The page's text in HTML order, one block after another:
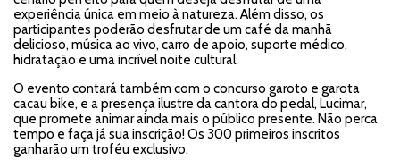
experiência única em meio à natureza. Além disso, os
participantes poderão desfrutar de um café da manhã
delicioso, música ao vivo, carro de apoio, suporte médico,
hidratação e uma incrível noite cultural.
O evento contará também com o concurso garoto e garota
cacau bike, e a presença ilustre da cantora do pedal, Lucimar,
que promete animar ainda mais o público presente. Não perca
tempo e faça já sua inscrição! Os 300 primeiros inscritos
ganharão um troféu exclusivo.